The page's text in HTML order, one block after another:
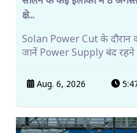
क्षे...
Solan Power Cut के दौरान
जानें Power Supply बंद
Aug. 6, 2026